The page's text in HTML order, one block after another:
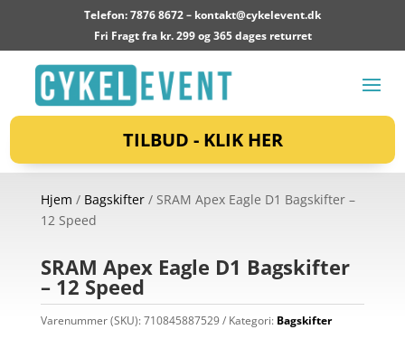
Telefon: 7876 8672 – kontakt@cykelevent.dk
Fri Fragt fra kr. 299 og 365 dages returret
TILBUD - KLIK HER
Hjem / Bagskifter/ SRAM Apex Eagle D1 Bagskifter –
12 Speed
SRAM Apex Eagle D1 Bagskifter
– 12 Speed
Varenummer (SKU):710845887529 Kategori: Bagskifter